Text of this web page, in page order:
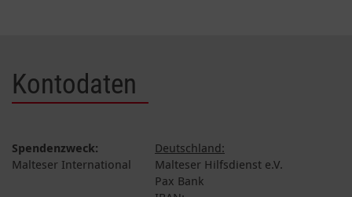
Kontodaten
Spendenzweck:
Malteser International
Deutschland:
Malteser Hilfsdienst e.V.
Pax Bank